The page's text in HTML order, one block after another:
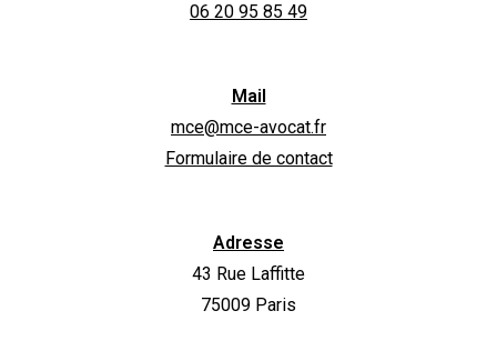
06 20 95 85 49
Mail
mce@mce-avocat.fr
Formulaire de contact
Adresse
43 Rue Laffitte
75009 Paris